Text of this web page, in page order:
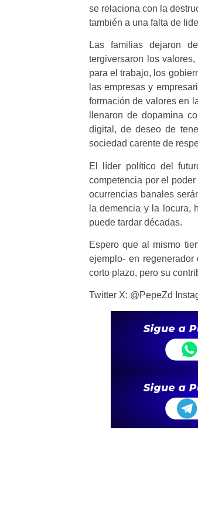
se relaciona con la
también a una falta de
Las familias dejaron
tergiversaron los
para el trabajo, los
las empresas y
formación de valores en
llenaron de dopamina
digital, de deseo de
sociedad carente de
El líder político del
competencia por el
ocurrencias banales
la demencia y la locura,
puede tardar décadas.
Espero que al mismo
ejemplo- en
corto plazo, pero su
Twitter X: @PepeZd